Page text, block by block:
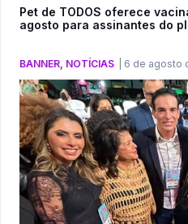
Pet de TODOS oferece
agosto para assinantes do
BANNER NOTÍCIAS 6 de agosto